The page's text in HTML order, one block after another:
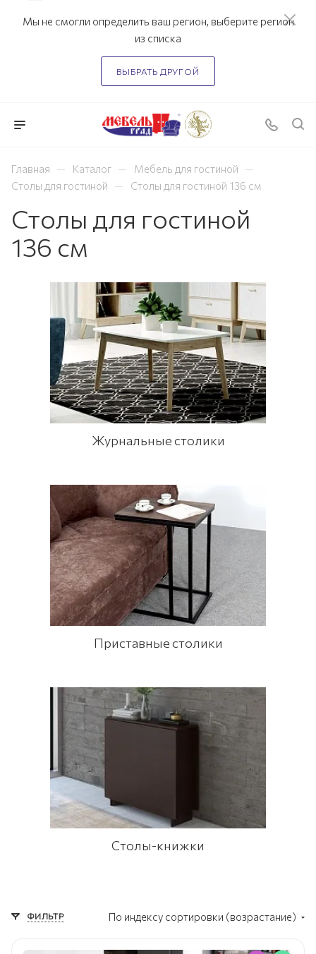
Мы не смогли определить ваш регион, выберите регион
из списка
ВЫБРАТЬ ДРУГОЙ
Главная — Каталог — Мебель для гостиной —
Столы для гостиной — Столы для гостиной 136 см
Столы для гостиной
136 см
Журнальные столики
Приставные столики
Столы-книжки
ФИЛЬТР По индексу сортировки (возрастание)